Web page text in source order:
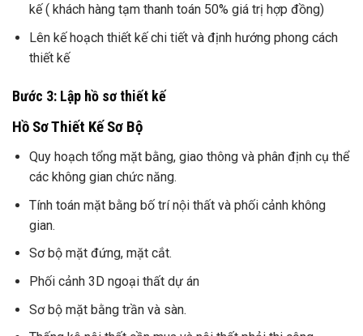
kế ( khách hàng tạm thanh toán 50% giá trị hợp đồng)
Lên kế hoạch thiết kế chi tiết và định hướng phong cách
thiết kế
Bước 3: Lập hồ sơ thiết kế
Hồ Sơ Thiết Kế Sơ Bộ
Quy hoạch tổng mặt bằng, giao thông và phân định cụ thể
các không gian chức năng.
Tính toán mặt bằng bố trí nội thất và phối cảnh không
gian.
Sơ bộ mặt đứng, mặt cắt.
Phối cảnh 3D ngoại thất dự án
Sơ bộ mặt bằng trần và sàn.